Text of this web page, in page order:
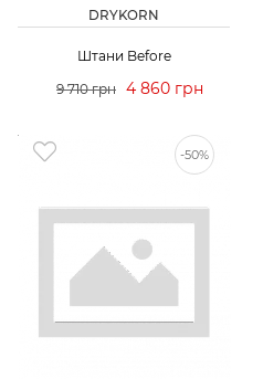
DRYKORN
Штани Before
9 710 грн 4 860 грн
-50%